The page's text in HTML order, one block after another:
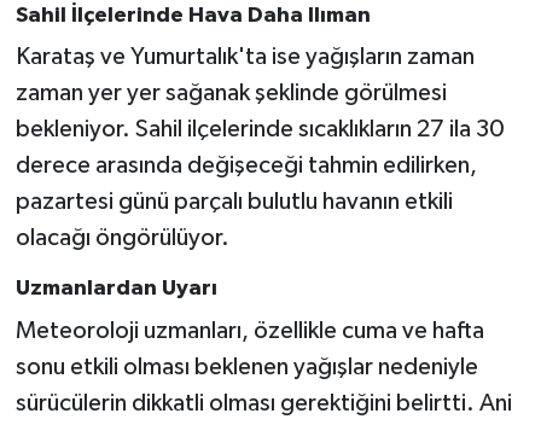
Sahil İlçelerinde Hava Daha Ilıman
Karataş ve Yumurtalık'ta ise yağışların zaman
zaman yer yer sağanak şeklinde görülmesi
bekleniyor. Sahil ilçelerinde sıcaklıkların 27 ila 30
derece arasında değişeceği tahmin edilirken,
pazartesi günü parçalı bulutlu havanın etkili
olacağı öngörülüyor.
Uzmanlardan Uyarı
Meteoroloji uzmanları, özellikle cuma ve hafta
sonu etkili olması beklenen yağışlar nedeniyle
sürücülerin dikkatli olması gerektiğini belirtti. Ani